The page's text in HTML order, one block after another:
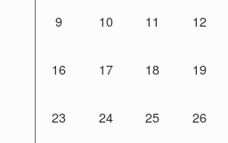
9 10 11 12
16 17 18 19
23 24 25 26